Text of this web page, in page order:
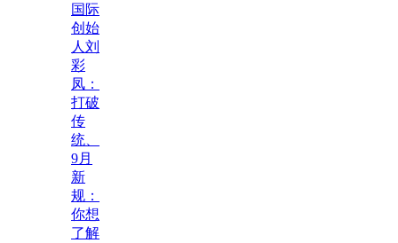
国际
创始
人刘
彩
凤：
打破
传
统、
9月
新
规：
你想
了解